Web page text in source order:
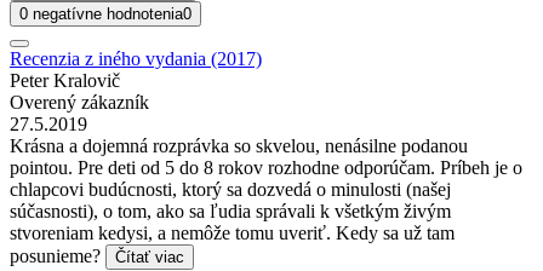
0 negatívne hodnotenia0
Recenzia z iného vydania (2017)
Peter Kralovič
Overený zákazník
27.5.2019
Krásna a dojemná rozprávka so skvelou, nenásilne podanou
pointou. Pre deti od 5 do 8 rokov rozhodne odporúčam. Príbeh je o
chlapcovi budúcnosti, ktorý sa dozvedá o minulosti (našej
súčasnosti), o tom, ako sa ľudia správali k všetkým živým
stvoreniam kedysi, a nemôže tomu uveriť. Kedy sa už tam
posunieme?
Čítať viac